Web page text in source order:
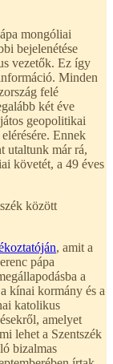
mongóliai
bejelenétése
vezetők. Ez így
Minden
felé
két éve
geopolitikai
Ennek
utaltunk már rá,
követét, a 49 éves
között
, amit a
pápa
a
kínai kormány és a
katolikus
amelyet
lehet a Szentszék
bizalmas